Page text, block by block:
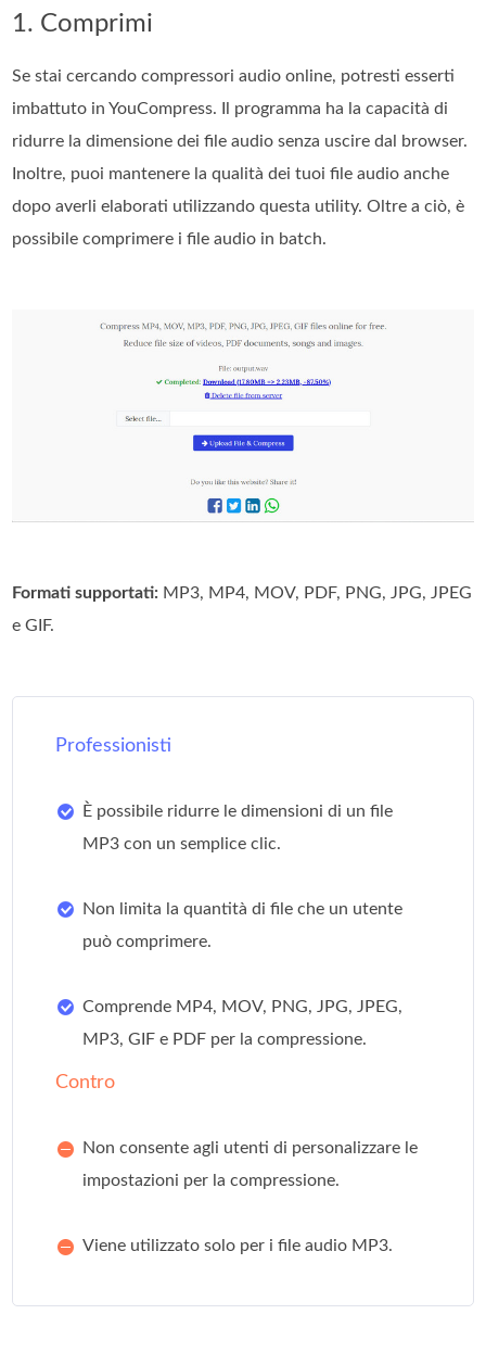
1. Comprimi
Se stai cercando compressori audio online, potresti esserti
imbattuto in YouCompress. Il programma ha la capacità di
ridurre la dimensione dei file audio senza uscire dal browser.
Inoltre, puoi mantenere la qualità dei tuoi file audio anche
dopo averli elaborati utilizzando questa utility. Oltre a ciò, è
possibile comprimere i file audio in batch.
Formati supportati: MP3, MP4, MOV, PDF, PNG, JPG, JPEG
e GIF.
Professionisti
È possibile ridurre le dimensioni di un file
MP3 con un semplice clic.
Non limita la quantità di file che un utente
può comprimere.
Comprende MP4, MOV, PNG, JPG, JPEG,
MP3, GIF e PDF per la compressione.
Contro
Non consente agli utenti di personalizzare le
impostazioni per la compressione.
Viene utilizzato solo per i file audio MP3.